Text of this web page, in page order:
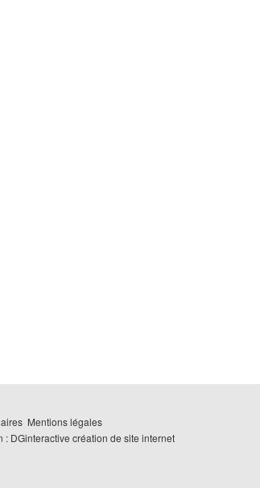
Mentions légales
: DGinteractive création de site internet